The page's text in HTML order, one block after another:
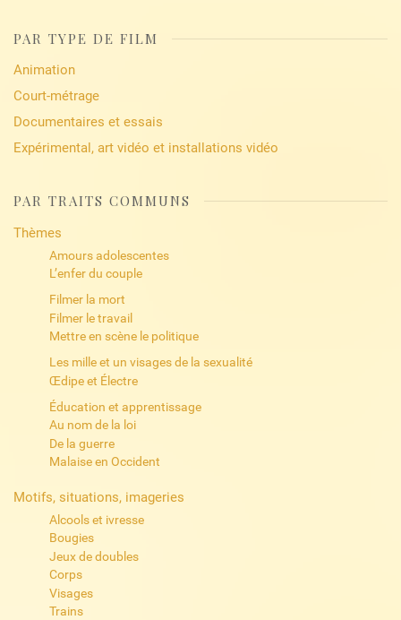
PAR TYPE DE FILM
Animation
Court-métrage
Documentaires et essais
Expérimental, art vidéo et installations vidéo
PAR TRAITS COMMUNS
Thèmes
Amours adolescentes
L’enfer du couple
Filmer la mort
Filmer le travail
Mettre en scène le politique
Les mille et un visages de la sexualité
Œdipe et Électre
Éducation et apprentissage
Au nom de la loi
De la guerre
Malaise en Occident
Motifs, situations, imageries
Alcools et ivresse
Bougies
Jeux de doubles
Corps
Visages
Trains